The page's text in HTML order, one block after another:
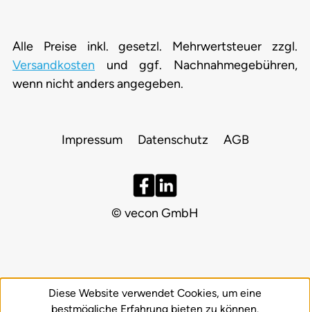
Alle Preise inkl. gesetzl. Mehrwertsteuer zzgl.
Versandkosten und ggf. Nachnahmegebühren,
wenn nicht anders angegeben.
Impressum Datenschutz AGB
© vecon GmbH
Diese Website verwendet Cookies, um eine
bestmögliche Erfahrung bieten zu können.